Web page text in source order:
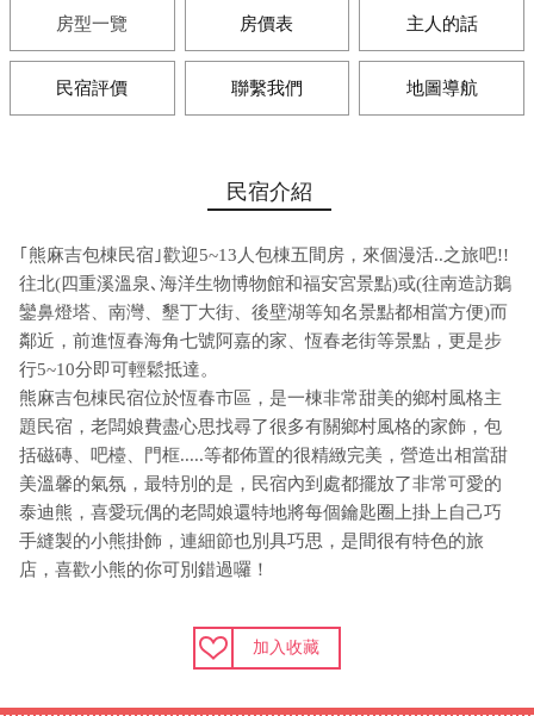
房型一覽 房價表 主人的話
民宿評價 聯繫我們 地圖導航
民宿介紹
｢熊麻吉包棟民宿｣歡迎5~13人包棟五間房，來個漫活..之旅吧!!
往北(四重溪溫泉､海洋生物博物館和福安宮景點)或(往南造訪鵝
鑾鼻燈塔、南灣、墾丁大街、後壁湖等知名景點都相當方便)而
鄰近，前進恆春海角七號阿嘉的家、恆春老街等景點，更是步
行5~10分即可輕鬆抵達。
熊麻吉包棟民宿位於恆春市區，是一棟非常甜美的鄉村風格主
題民宿，老闆娘費盡心思找尋了很多有關鄉村風格的家飾，包
括磁磚、吧檯、門框.....等都佈置的很精緻完美，營造出相當甜
美溫馨的氣氛，最特別的是，民宿內到處都擺放了非常可愛的
泰迪熊，喜愛玩偶的老闆娘還特地將每個鑰匙圈上掛上自己巧
手縫製的小熊掛飾，連細節也別具巧思，是間很有特色的旅
店，喜歡小熊的你可別錯過囉！
加入收藏